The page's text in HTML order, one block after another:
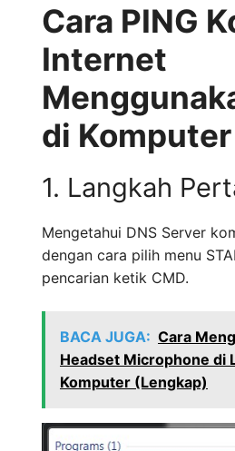
Cara PING
Internet
di Komputer
1. Langkah
Mengetahui DNS Server
dengan cara pilih menu
pencarian ketik CMD.
BACA JUGA: Cara
Headset Microphone di
Komputer (Lengkap)